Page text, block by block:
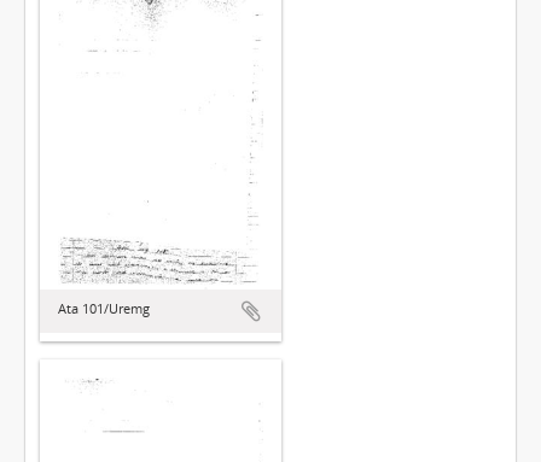
Ata 101/Uremg